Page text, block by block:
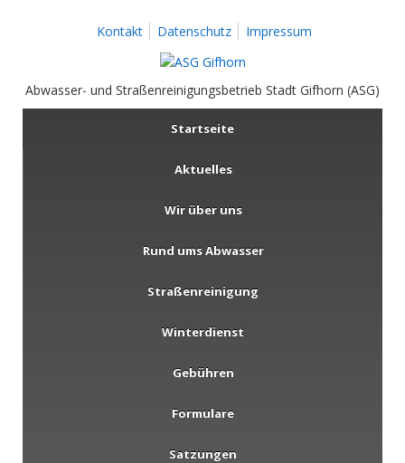
Kontakt Datenschutz Impressum
Abwasser- und Straßenreinigungsbetrieb Stadt Gifhorn (ASG)
Startseite
Aktuelles
Wir über uns
Rund ums Abwasser
Straßenreinigung
Winterdienst
Gebühren
Formulare
Satzungen